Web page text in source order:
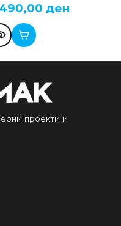
ден
проекти и